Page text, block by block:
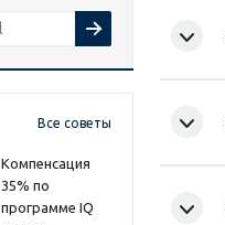
Все советы
Компенсация
35% по
программе IQ